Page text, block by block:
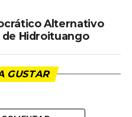
Alternativo
Hidroituango
GUSTAR